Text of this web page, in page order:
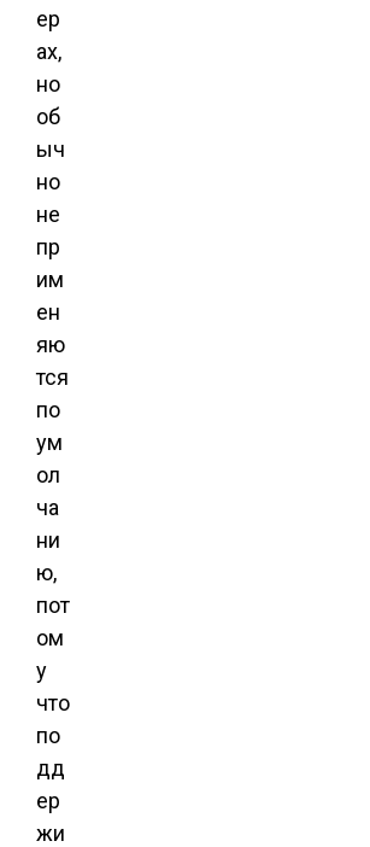
ер
ах,
но
об
ыч
но
не
пр
им
ен
яю
тся
по
ум
ол
ча
ни
ю,
пот
ом
у
что
по
дд
ер
жи